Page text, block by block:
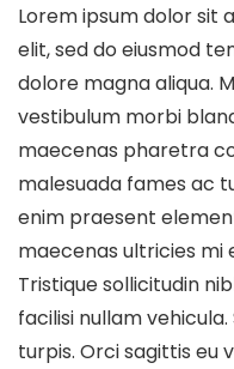
Lorem ipsum dolor sit
elit, sed do eiusmod
dolore magna aliqua.
vestibulum morbi
maecenas pharetra
malesuada fames ac
enim praesent
maecenas ultricies
Tristique sollicitudin
facilisi nullam
turpis. Orci sagittis eu